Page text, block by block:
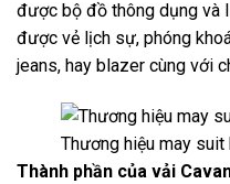
được bộ đồ thông dụng và
được vẻ lịch sự, phóng
jeans, hay blazer cùng với
Thương hiệu may
Thành phần của vải